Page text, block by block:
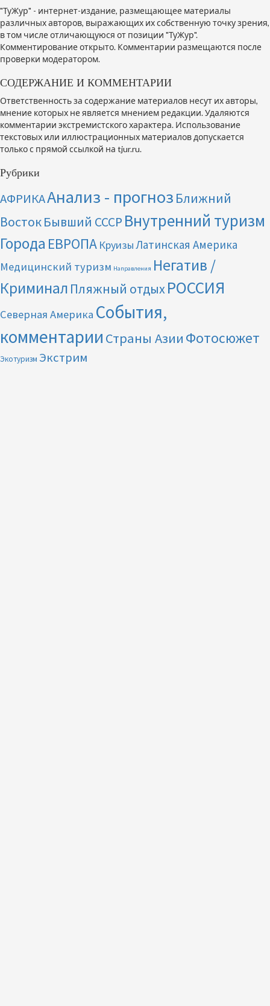
"ТуЖур" - интернет-издание, размещающее материалы
различных авторов, выражающих их собственную точку зрения,
в том числе отличающуюся от позиции "ТуЖур".
Комментирование открыто. Комментарии размещаются после
проверки модератором.
СОДЕРЖАНИЕ И КОММЕНТАРИИ
Ответственность за содержание материалов несут их авторы,
мнение которых не является мнением редакции. Удаляются
комментарии экстремистского характера. Использование
текстовых или иллюстрационных материалов допускается
только с прямой ссылкой на tjur.ru.
Рубрики
АФРИКААнализ - прогноз Ближний
ВостокБывший СССР Внутренний туризм
Города ЕВРОПА КруизыЛатинская Америка
Медицинский туризм Направления Негатив /
Криминал Пляжный отдыхРОССИЯ
Северная Америка События,
комментарии Страны Азии Фотосюжет
Экотуризм Экстрим